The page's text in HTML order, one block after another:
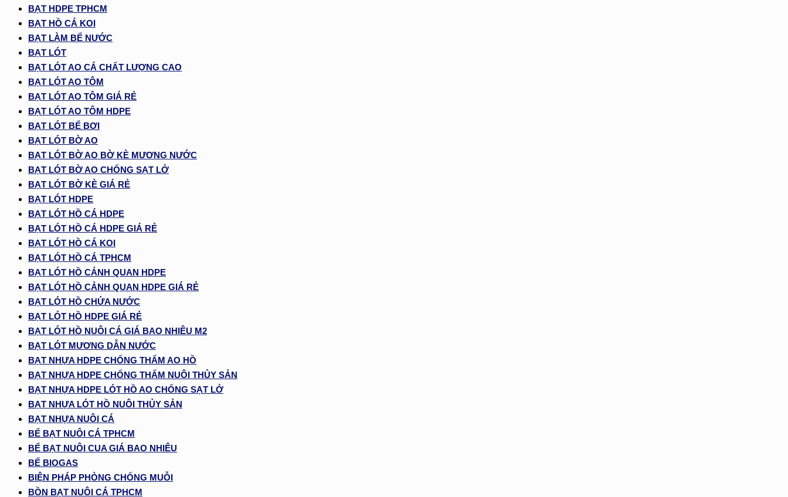
BẠT HDPE TPHCM
BẠT HỒ CÁ KOI
BẠT LÀM BỂ NƯỚC
BẠT LÓT
BẠT LÓT AO CÁ CHẤT LƯỢNG CAO
BẠT LÓT AO TÔM
BẠT LÓT AO TÔM GIÁ RẺ
BẠT LÓT AO TÔM HDPE
BẠT LÓT BỂ BƠI
BẠT LÓT BỜ AO
BẠT LÓT BỜ AO BỜ KÈ MƯƠNG NƯỚC
BẠT LÓT BỜ AO CHỐNG SẠT LỞ
BẠT LÓT BỜ KÈ GIÁ RẺ
BẠT LÓT HDPE
BẠT LÓT HỒ CÁ HDPE
BẠT LÓT HỒ CÁ HDPE GIÁ RẺ
BẠT LÓT HỒ CÁ KOI
BẠT LÓT HỒ CÁ TPHCM
BẠT LÓT HỒ CẢNH QUAN HDPE
BẠT LÓT HỒ CẢNH QUAN HDPE GIÁ RẺ
BẠT LÓT HỒ CHỨA NƯỚC
BẠT LÓT HỒ HDPE GIÁ RẺ
BẠT LÓT HỒ NUÔI CÁ GIÁ BAO NHIÊU M2
BẠT LÓT MƯƠNG DẪN NƯỚC
BẠT NHỰA HDPE CHỐNG THẤM AO HỒ
BẠT NHỰA HDPE CHỐNG THẤM NUÔI THỦY SẢN
BẠT NHỰA HDPE LÓT HỒ AO CHỐNG SẠT LỞ
BẠT NHỰA LÓT HỒ NUÔI THỦY SẢN
BẠT NHỰA NUÔI CÁ
BỂ BẠT NUÔI CÁ TPHCM
BỂ BẠT NUÔI CUA GIÁ BAO NHIÊU
BỂ BIOGAS
BIỆN PHÁP PHÒNG CHỐNG MUỖI
BỒN BẠT NUÔI CÁ TPHCM